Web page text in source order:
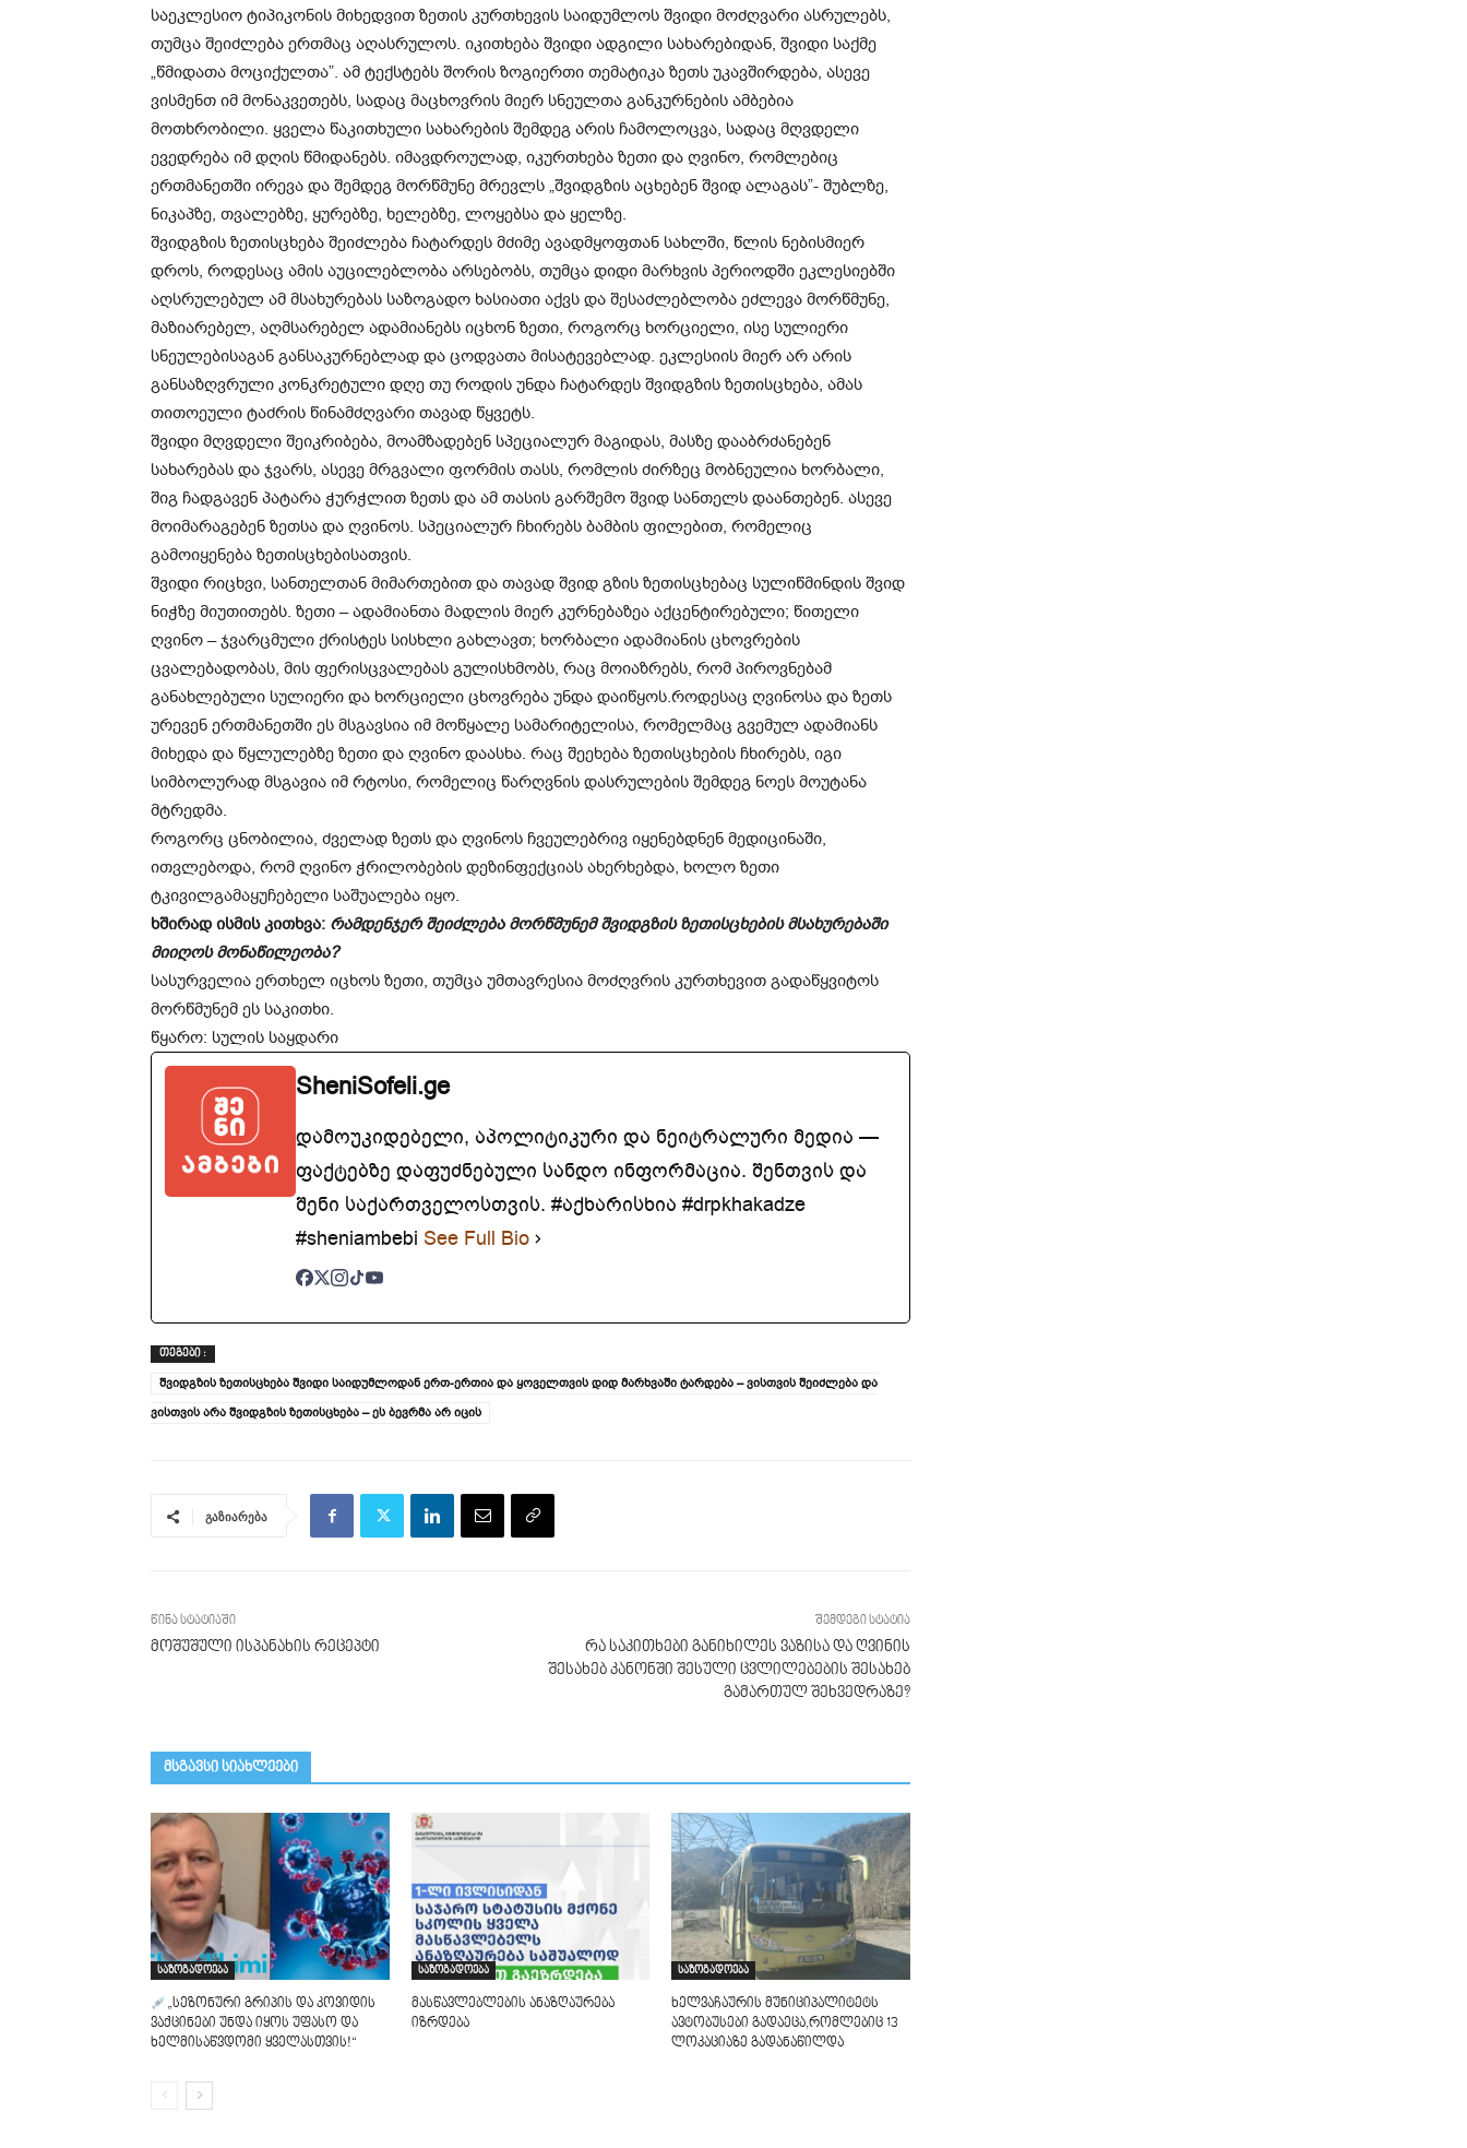
საეკლესიო ტიპიკონის მიხედვით ზეთის კურთხევის საიდუმლოს შვიდი მოძღვარი ასრულებს,
თუმცა შეიძლება ერთმაც აღასრულოს. იკითხება შვიდი ადგილი სახარებიდან, შვიდი საქმე
„წმიდათა მოციქულთა”. ამ ტექსტებს შორის ზოგიერთი თემატიკა ზეთს უკავშირდება, ასევე
ვისმენთ იმ მონაკვეთებს, სადაც მაცხოვრის მიერ სნეულთა განკურნების ამბებია
მოთხრობილი. ყველა წაკითხული სახარების შემდეგ არის ჩამოლოცვა, სადაც მღვდელი
ევედრება იმ დღის წმიდანებს. იმავდროულად, იკურთხება ზეთი და ღვინო, რომლებიც
ერთმანეთში ირევა და შემდეგ მორწმუნე მრევლს „შვიდგზის აცხებენ შვიდ ალაგას”- შუბლზე,
ნიკაპზე, თვალებზე, ყურებზე, ხელებზე, ლოყებსა და ყელზე.
შვიდგზის ზეთისცხება შეიძლება ჩატარდეს მძიმე ავადმყოფთან სახლში, წლის ნებისმიერ
დროს, როდესაც ამის აუცილებლობა არსებობს, თუმცა დიდი მარხვის პერიოდში ეკლესიებში
აღსრულებულ ამ მსახურებას საზოგადო ხასიათი აქვს და შესაძლებლობა ეძლევა მორწმუნე,
მაზიარებელ, აღმსარებელ ადამიანებს იცხონ ზეთი, როგორც ხორციელი, ისე სულიერი
სნეულებისაგან განსაკურნებლად და ცოდვათა მისატევებლად. ეკლესიის მიერ არ არის
განსაზღვრული კონკრეტული დღე თუ როდის უნდა ჩატარდეს შვიდგზის ზეთისცხება, ამას
თითოეული ტაძრის წინამძღვარი თავად წყვეტს.
შვიდი მღვდელი შეიკრიბება, მოამზადებენ სპეციალურ მაგიდას, მასზე დააბრძანებენ
სახარებას და ჯვარს, ასევე მრგვალი ფორმის თასს, რომლის ძირზეც მობნეულია ხორბალი,
შიგ ჩადგავენ პატარა ჭურჭლით ზეთს და ამ თასის გარშემო შვიდ სანთელს დაანთებენ. ასევე
მოიმარაგებენ ზეთსა და ღვინოს. სპეციალურ ჩხირებს ბამბის ფილებით, რომელიც
გამოიყენება ზეთისცხებისათვის.
შვიდი რიცხვი, სანთელთან მიმართებით და თავად შვიდ გზის ზეთისცხებაც სულიწმინდის შვიდ
ნიჭზე მიუთითებს. ზეთი – ადამიანთა მადლის მიერ კურნებაზეა აქცენტირებული; წითელი
ღვინო – ჯვარცმული ქრისტეს სისხლი გახლავთ; ხორბალი ადამიანის ცხოვრების
ცვალებადობას, მის ფერისცვალებას გულისხმობს, რაც მოიაზრებს, რომ პიროვნებამ
განახლებული სულიერი და ხორციელი ცხოვრება უნდა დაიწყოს.როდესაც ღვინოსა და ზეთს
ურევენ ერთმანეთში ეს მსგავსია იმ მოწყალე სამარიტელისა, რომელმაც გვემულ ადამიანს
მიხედა და წყლულებზე ზეთი და ღვინო დაასხა. რაც შეეხება ზეთისცხების ჩხირებს, იგი
სიმბოლურად მსგავია იმ რტოსი, რომელიც წარღვნის დასრულების შემდეგ ნოეს მოუტანა
მტრედმა.
როგორც ცნობილია, ძველად ზეთს და ღვინოს ჩვეულებრივ იყენებდნენ მედიცინაში,
ითვლებოდა, რომ ღვინო ჭრილობების დეზინფექციას ახერხებდა, ხოლო ზეთი
ტკივილგამაყუჩებელი საშუალება იყო.
ხშირად ისმის კითხვა: რამდენჯერ შეიძლება მორწმუნემ შვიდგზის ზეთისცხების მსახურებაში
მიიღოს მონაწილეობა?
სასურველია ერთხელ იცხოს ზეთი, თუმცა უმთავრესია მოძღვრის კურთხევით გადაწყვიტოს
მორწმუნემ ეს საკითხი.
წყარო: სულის საყდარი
SheniSofeli.ge
დამოუკიდებელი, აპოლიტიკური და ნეიტრალური მედია —
ფაქტებზე დაფუძნებული სანდო ინფორმაცია. შენთვის და
შენი საქართველოსთვის. #აქხარისხია #drpkhakadze
#sheniambebi See Full Bio
ᲗᲔᲒᲔᲑᲘ :
შვიდგზის ზეთისცხება შვიდი საიდუმლოდან ერთ-ერთია და ყოველთვის დიდ მარხვაში ტარდება – ვისთვის შეიძლება და
ვისთვის არა შვიდგზის ზეთისცხება – ეს ბევრმა არ იცის
გაზიარება
წინა სტატიაში
მოშუშული ისპანახის რეცეპტი
შემდეგი სტატია
რა საკითხები განიხილეს ვაზისა და ღვინის
შესახებ კანონში შესული ცვლილებების შესახებ
გამართულ შეხვედრაზე?
მსგავსი სიახლეები
საზოგადოება
„სეზონური გრიპის და კოვიდის
ვაქცინები უნდა იყოს უფასო და
ხელმისაწვდომი ყველასთვის!“
საზოგადოება
მასწავლებლების ანაზღაურება
იზრდება
საზოგადოება
ხელვაჩაურის მუნიციპალიტეტს
ავტობუსები გადაეცა,რომლებიც 13
ლოკაციაზე გადანაწილდა